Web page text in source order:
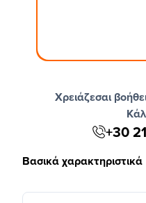
Χρειάζεσαι
+30
Βασικά χαρακτηριστικά